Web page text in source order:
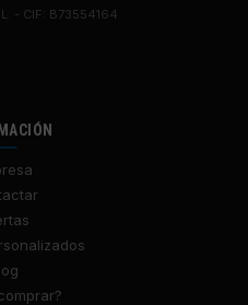
- CIF: B73554164